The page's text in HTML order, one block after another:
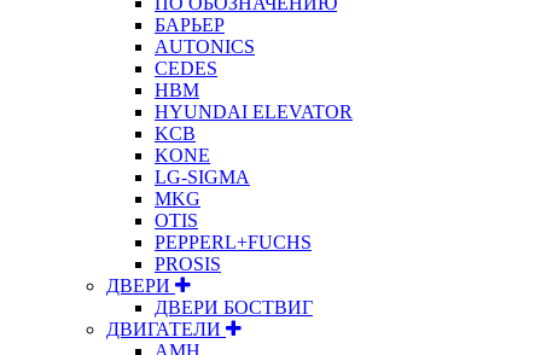
БАРЬЕР
AUTONICS
CEDES
HBM
HYUNDAI ELEVATOR
KCB
KONE
LG-SIGMA
MKG
OTIS
PEPPERL+FUCHS
PROSIS
ДВЕРИ
ДВЕРИ БОСТВИГ
ДВИГАТЕЛИ
АМН